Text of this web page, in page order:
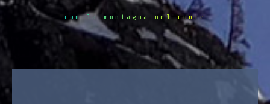
con la montagna nel cuore